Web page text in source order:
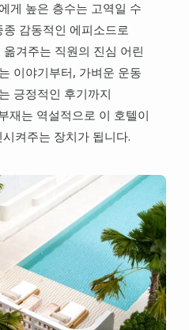
게 높은 층수는 고역일 수
감동적인 에피소드로
겨주는 직원의 진심 어린
이야기부터, 가벼운 운동
긍정적인 후기까지
재는 역설적으로 이 호텔이
켜주는 장치가 됩니다.